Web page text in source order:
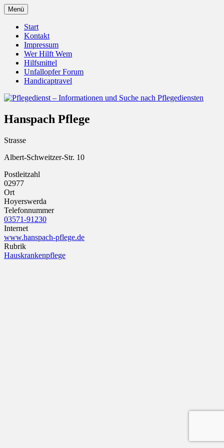
Zum
Inhalt
springen
Pflegedienst – Informationen
und Suche nach Pflegediensten
Unfallopfer – Hilfswerk
Menü
Start
Kontakt
Impressum
Wer Hilft Wem
Hilfsmittel
Unfallopfer Forum
Handicaptravel
Hanspach Pflege
Strasse
Albert-Schweitzer-Str. 10
Postleitzahl
02977
Ort
Hoyerswerda
Telefonnummer
03571-91230
Internet
www.hanspach-pflege.de
Rubrik
Hauskrankenpflege